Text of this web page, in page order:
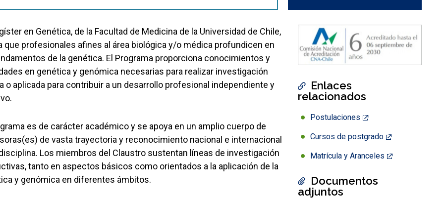
Enlaces
relacionados
Postulaciones
Cursos de postgrado
Matrícula y Aranceles
Documentos
adjuntos
en Genética, de la Facultad de Medicina de la Universidad de Chile,
que profesionales afines al área biológica y/o médica profundicen en
de la genética. El Programa proporciona conocimientos y
en genética y genómica necesarias para realizar investigación
o aplicada para contribuir a un desarrollo profesional independiente y
es de carácter académico y se apoya en un amplio cuerpo de
de vasta trayectoria y reconocimiento nacional e internacional
Los miembros del Claustro sustentan líneas de investigación
tanto en aspectos básicos como orientados a la aplicación de la
y genómica en diferentes ámbitos.